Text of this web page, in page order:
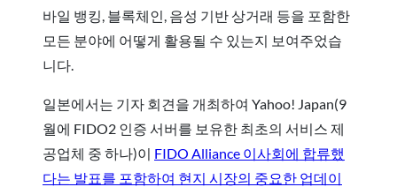
바일 뱅킹, 블록체인, 음성 기반 상거래 등을 포함한
모든 분야에 어떻게 활용될 수 있는지 보여주었습
니다.
일본에서는 기자 회견을 개최하여 Yahoo! Japan(9
월에 FIDO2 인증 서버를 보유한 최초의 서비스 제
공업체 중 하나)이 FIDO Alliance 이사회에 합류했
다는 발표를 포함하여 현지 시장의 중요한 업데이